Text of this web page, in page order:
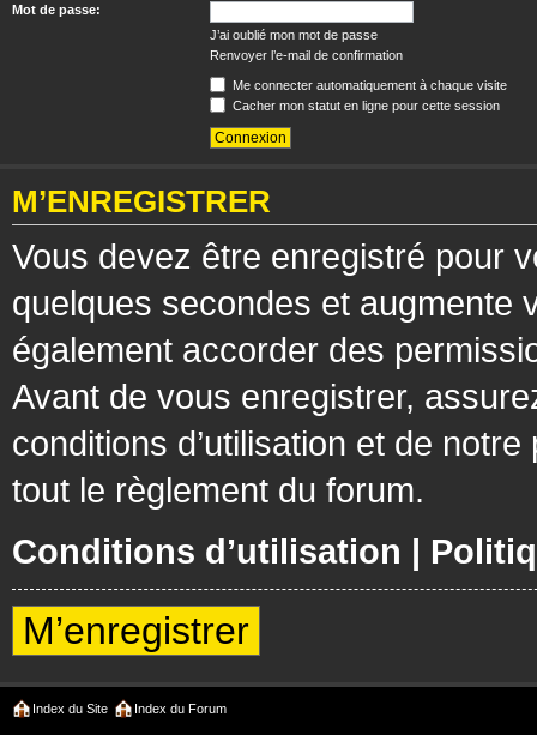
Mot de passe:
J’ai oublié mon mot de passe
Renvoyer l’e-mail de confirmation
Me connecter automatiquement à chaque visite
Cacher mon statut en ligne pour cette session
M’ENREGISTRER
Vous devez être enregistré pour
quelques secondes et augmente
également accorder des
Avant de vous enregistrer,
conditions d’utilisation et de
tout le règlement du forum.
Conditions d’utilisation |
M’enregistrer
Index du Site Index du Forum